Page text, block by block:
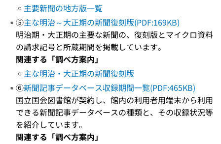
主要新聞の地方版一覧
⑤主な明治～大正期の新聞復刻版(PDF:169KB)
明治期・大正期の主要な新聞の、復刻版とマイクロ資料
の請求記号と所蔵期間を掲載しています。
関連する「調べ方案内」
主な明治・大正期の新聞復刻版
⑥新聞記事データベース収録期間一覧(PDF:465KB)
国立国会図書館が契約し、館内の利用者用端末から利用
できる新聞記事データベースの種類と、その収録状況等
を紹介しています。
関連する「調べ方案内」